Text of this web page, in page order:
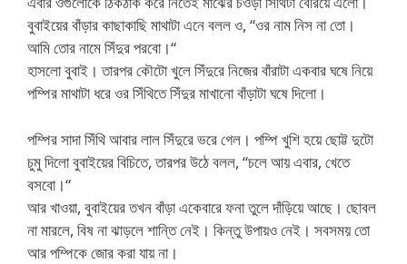
বুবাইয়ের বাঁড়ার কাছাকাছি মাথাটা এনে বলল ও, “ওর নাম নিস না তো।
আমি তোর নামে সিঁদুর পরবো।“
হাসলো বুবাই। তারপর কৌটো খুলে সিঁদুরে নিজের বাঁরাটা একবার ঘষে নিয়ে
পম্পির মাথাটা ধরে ওর সিঁথিতে সিঁদুর মাখানো বাঁড়াটা ঘষে দিলো।
পম্পির সাদা সিঁথি আবার লাল সিঁদুরে ভরে গেল। পম্পি খুশি হয়ে ছোট্ট দুটো
চুমু দিলো বুবাইয়ের বিচিতে, তারপর উঠে বলল, “চলে আয় এবার, খেতে
বসবো।“
আর খাওয়া, বুবাইয়ের তখন বাঁড়া একেবারে ফনা তুলে দাঁড়িয়ে আছে। ছোবল
না মারলে, বিষ না ঝাড়লে শান্তি নেই। কিন্তু উপায়ও নেই। সবসময় তো
আর পম্পিকে জোর করা যায় না।